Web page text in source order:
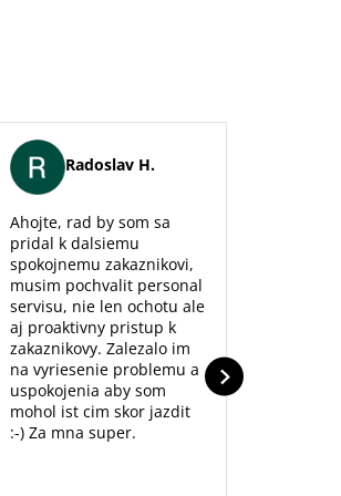
Radoslav H.
Ahojte, rad by som sa
pridal k dalsiemu
spokojnemu zakaznikovi,
musim pochvalit personal
servisu, nie len ochotu ale
aj proaktivny pristup k
zakaznikovy. Zalezalo im
na vyriesenie problemu a
uspokojenia aby som
mohol ist cim skor jazdit
:-) Za mna super.